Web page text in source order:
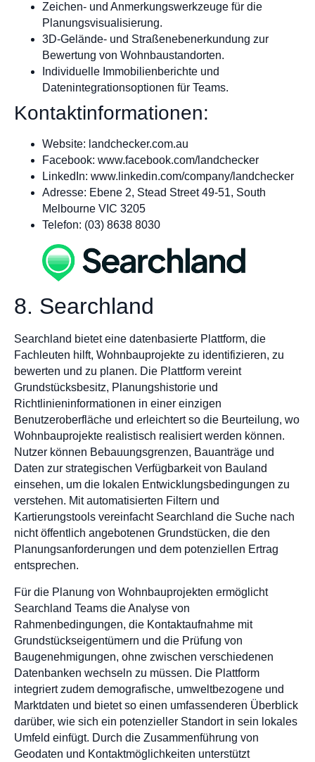
Zeichen- und Anmerkungswerkzeuge für die
Planungsvisualisierung.
3D-Gelände- und Straßenebenerkundung zur
Bewertung von Wohnbaustandorten.
Individuelle Immobilienberichte und
Datenintegrationsoptionen für Teams.
Kontaktinformationen:
Website: landchecker.com.au
Facebook: www.facebook.com/landchecker
LinkedIn: www.linkedin.com/company/landchecker
Adresse: Ebene 2, Stead Street 49-51, South
Melbourne VIC 3205
Telefon: (03) 8638 8030
8. Searchland
Searchland bietet eine datenbasierte Plattform, die
Fachleuten hilft, Wohnbauprojekte zu identifizieren, zu
bewerten und zu planen. Die Plattform vereint
Grundstücksbesitz, Planungshistorie und
Richtlinieninformationen in einer einzigen
Benutzeroberfläche und erleichtert so die Beurteilung, wo
Wohnbauprojekte realistisch realisiert werden können.
Nutzer können Bebauungsgrenzen, Bauanträge und
Daten zur strategischen Verfügbarkeit von Bauland
einsehen, um die lokalen Entwicklungsbedingungen zu
verstehen. Mit automatisierten Filtern und
Kartierungstools vereinfacht Searchland die Suche nach
nicht öffentlich angebotenen Grundstücken, die den
Planungsanforderungen und dem potenziellen Ertrag
entsprechen.
Für die Planung von Wohnbauprojekten ermöglicht
Searchland Teams die Analyse von
Rahmenbedingungen, die Kontaktaufnahme mit
Grundstückseigentümern und die Prüfung von
Baugenehmigungen, ohne zwischen verschiedenen
Datenbanken wechseln zu müssen. Die Plattform
integriert zudem demografische, umweltbezogene und
Marktdaten und bietet so einen umfassenderen Überblick
darüber, wie sich ein potenzieller Standort in sein lokales
Umfeld einfügt. Durch die Zusammenführung von
Geodaten und Kontaktmöglichkeiten unterstützt